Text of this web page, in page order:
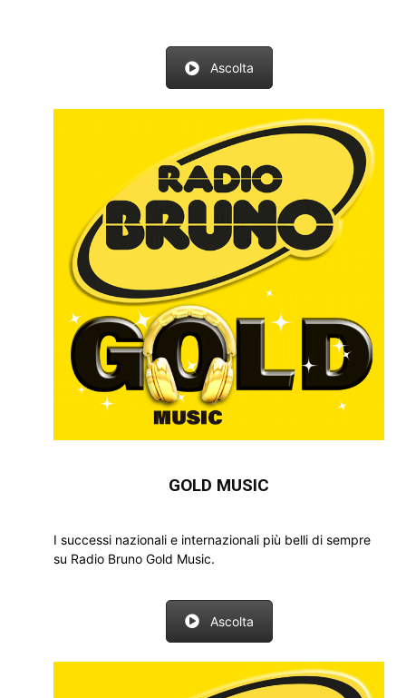
Ascolta
GOLD MUSIC
I successi nazionali e internazionali più belli di sempre
su Radio Bruno Gold Music.
Ascolta